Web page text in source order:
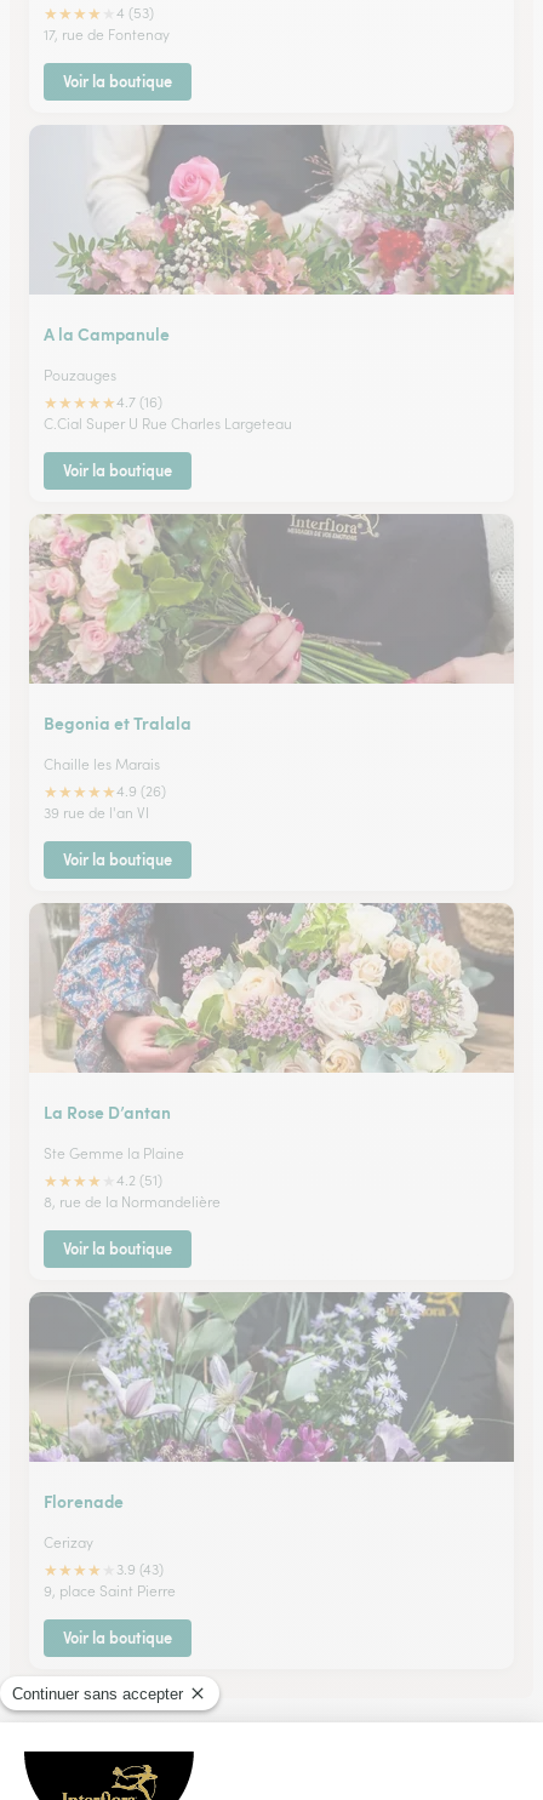
★★★★
4 (53)
17, rue de Fontenay
Voir la boutique
A la Campanule
Pouzauges
★★★★★4.7 (16)
C.Cial Super U Rue Charles Largeteau
Voir la boutique
Begonia et Tralala
Chaille les Marais
★★★★★4.9 (26)
39 rue de l'an VI
Voir la boutique
La Rose D’antan
Ste Gemme la Plaine
★★★★
4.2 (51)
8, rue de la Normandelière
Voir la boutique
Florenade
Cerizay
★★★★
3.9 (43)
9, place Saint Pierre
Voir la boutique
Ils ont fait livrer des fleurs ou une plante à